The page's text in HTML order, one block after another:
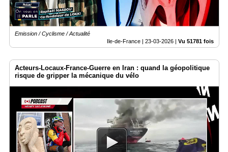
Emission / Cyclisme / Actualité
Ile-de-France | 23-03-2026 Vu 51781 fois
Acteurs-Locaux-France-Guerre en Iran : quand la géopolitique
risque de gripper la mécanique du vélo